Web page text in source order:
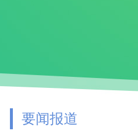
要闻报道